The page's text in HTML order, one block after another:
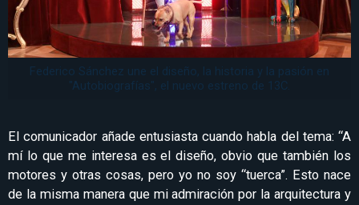
Federico Sánchez une el diseño, la historia y la pasión en
"Autobiografías", el nuevo estreno de 13C.
El comunicador añade entusiasta cuando habla del tema: “A
mí lo que me interesa es el diseño, obvio que también los
motores y otras cosas, pero yo no soy “tuerca”. Esto nace
de la misma manera que mi admiración por la arquitectura y